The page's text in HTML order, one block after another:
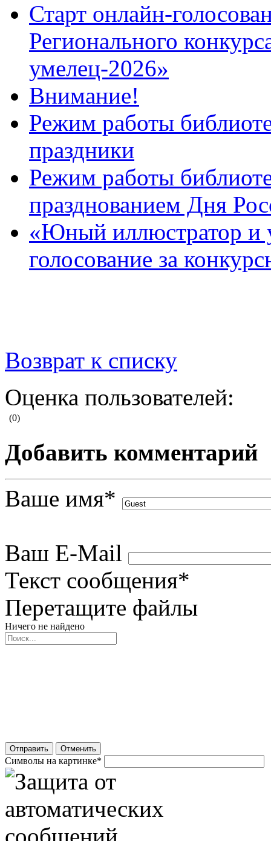
Старт онлайн-
Регионального
умелец-2026»
Внимание!
Режим работы
праздники
Режим работы
празднованием Дня
«Юный иллюстратор и
голосование за
Возврат к списку
Оценка пользователей:
(0)
Добавить комментарий
Ваше имя*
Ваш E-Mail
Текст сообщения*
Перетащите файлы
Ничего не найдено
Отправить Отменить
Символы на картинке*